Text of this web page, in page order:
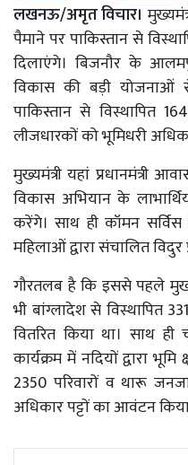
लखनऊ/अमृत विचार।
पैमाने पर पाकिस्तान से
दिलाएंगे। बिजनौर के
विकास की बड़ी योजनाओं
पाकिस्तान से विस्थापित
लीजधारकों को भूमिधरी
मुख्यमंत्री यहां प्रधानमंत्री
विकास अभियान के
करेंगे। साथ ही कॉमन
महिलाओं द्वारा संचालित
गौरतलब है कि इससे पहले
भी बांग्लादेश से विस्थापित
वितरित किया था। साथ
कार्यक्रम में नदियों द्वारा
2350 परिवारों व थारू
अधिकार पट्टों का आवंटन